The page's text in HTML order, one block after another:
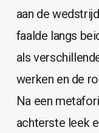
aan de
faalde langs
als
werken en de
Na een
achterste leek